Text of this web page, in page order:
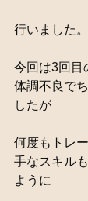
行いました。
今回は3回目
体調不良で
したが
何度もトレ
手なスキル
ように